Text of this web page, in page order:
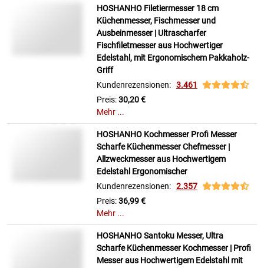
HOSHANHO Filetiermesser 18 cm
Küchenmesser, Fischmesser und
Ausbeinmesser | Ultrascharfer
Fischfiletmesser aus Hochwertiger
Edelstahl, mit Ergonomischem Pakkaholz-
Griff
Kundenrezensionen: 3.461
Preis:30,20 €
Mehr ...
HOSHANHO Kochmesser Profi Messer
Scharfe Küchenmesser Chefmesser |
Allzweckmesser aus Hochwertigem
Edelstahl Ergonomischer
Kundenrezensionen: 2.357
Preis:36,99 €
Mehr ...
HOSHANHO Santoku Messer, Ultra
Scharfe Küchenmesser Kochmesser | Profi
Messer aus Hochwertigem Edelstahl mit